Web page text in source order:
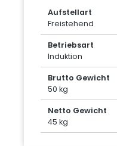
Aufstellart
Freistehend
Betriebsart
Induktion
Brutto Gewicht
50 kg
Netto Gewicht
45 kg